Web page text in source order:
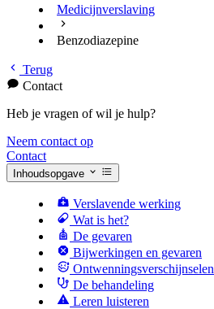
Medicijnverslaving
Benzodiazepine
Terug
Contact
Heb je vragen of wil je hulp?
Neem contact op
Contact
Inhoudsopgave
Verslavende werking
Wat is het?
De gevaren
Bijwerkingen en gevaren
Ontwenningsverschijnselen
De behandeling
Leren luisteren